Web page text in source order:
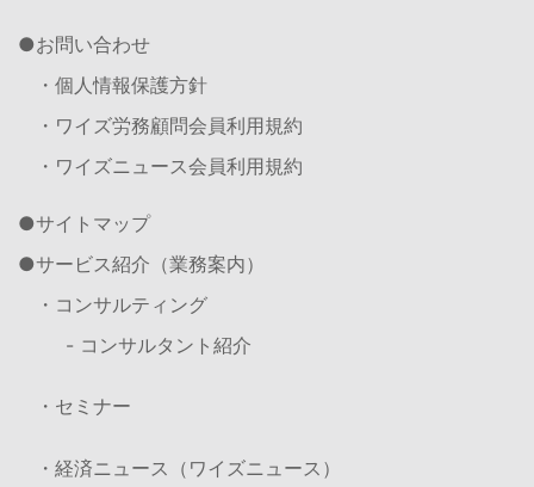
お問い合わせ
・個人情報保護方針
・ワイズ労務顧問会員利用規約
・ワイズニュース会員利用規約
サイトマップ
サービス紹介（業務案内）
・コンサルティング
- コンサルタント紹介
・セミナー
・経済ニュース（ワイズニュース）